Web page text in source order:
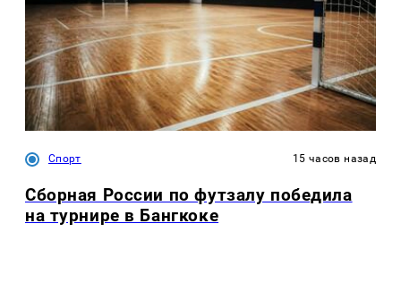
Спорт 15 часов назад
Сборная России по футзалу победила
на турнире в Бангкоке